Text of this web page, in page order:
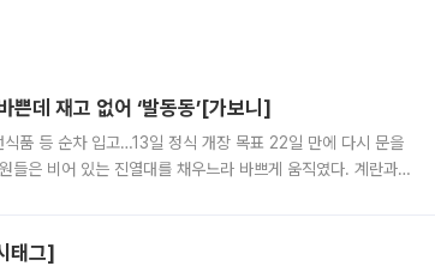
데 재고 없어 ‘발동동’[가보니]
품 등 순차 입고…13일 정식 개장 목표 22일 만에 다시 문을
들은 비어 있는 진열대를 채우느라 바쁘게 움직였다. 계란과
태그]